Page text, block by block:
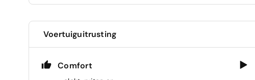
Voertuiguitrusting
Comfort